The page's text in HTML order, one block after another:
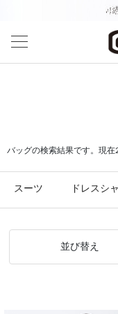
バッグの検索結果です。現在
スーツ ドレスシ
並び替え